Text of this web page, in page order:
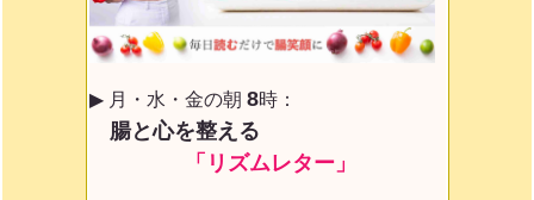
▶ 月・水・金の朝 8時：
腸と心を整える
「リズムレター」